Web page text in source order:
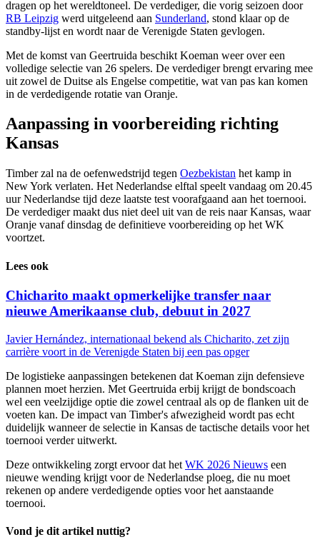
dragen op het wereldtoneel. De verdediger, die vorig seizoen door
RB Leipzig werd uitgeleend aan Sunderland, stond klaar op de
standby-lijst en wordt naar de Verenigde Staten gevlogen.
Met de komst van Geertruida beschikt Koeman weer over een
volledige selectie van 26 spelers. De verdediger brengt ervaring mee
uit zowel de Duitse als Engelse competitie, wat van pas kan komen
in de verdedigende rotatie van Oranje.
Aanpassing in voorbereiding richting
Kansas
Timber zal na de oefenwedstrijd tegen Oezbekistan het kamp in
New York verlaten. Het Nederlandse elftal speelt vandaag om 20.45
uur Nederlandse tijd deze laatste test voorafgaand aan het toernooi.
De verdediger maakt dus niet deel uit van de reis naar Kansas, waar
Oranje vanaf dinsdag de definitieve voorbereiding op het WK
voortzet.
Lees ook
Chicharito maakt opmerkelijke transfer naar
nieuwe Amerikaanse club, debuut in 2027
Javier Hernández, internationaal bekend als Chicharito, zet zijn
carrière voort in de Verenigde Staten bij een pas opger
De logistieke aanpassingen betekenen dat Koeman zijn defensieve
plannen moet herzien. Met Geertruida erbij krijgt de bondscoach
wel een veelzijdige optie die zowel centraal als op de flanken uit de
voeten kan. De impact van Timber's afwezigheid wordt pas echt
duidelijk wanneer de selectie in Kansas de tactische details voor het
toernooi verder uitwerkt.
Deze ontwikkeling zorgt ervoor dat het WK 2026 Nieuws een
nieuwe wending krijgt voor de Nederlandse ploeg, die nu moet
rekenen op andere verdedigende opties voor het aanstaande
toernooi.
Vond je dit artikel nuttig?